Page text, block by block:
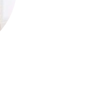
』のおはなしを